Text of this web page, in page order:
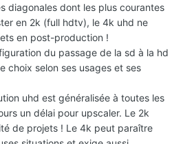
diagonales dont les plus courantes
en 2k (full hdtv), le 4k uhd ne
en post-production !
du passage de la sd à la hd
choix selon ses usages et ses
uhd est généralisée à toutes les
un délai pour upscaler. Le 2k
de projets ! Le 4k peut paraître